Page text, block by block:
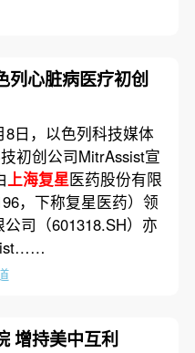
列心脏病医疗初创
8日，以色列科技媒体
初创公司MitrAssist宣
上海复星医药股份有限
，下称复星医药）领
司（601318.SH）亦
增持美中互利